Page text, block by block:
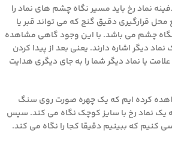
نماد رخ باید مسیر نگاه چشم های نماد را
محل قرارگیری دقیق گنج که می تواند قبر یا
چشم می باشد. با این وجود گاهی مشاهده
دیگر اشاره دارند. یعنی بعد از پیدا کردن
یا نماد دیگر شما را به جای دیگری هدایت
کرده ایم که یک چهره صورت روی سنگ
یک نماد رخ با سایز کوچک نگاه می کند. سپس
کنیم که ببینیم دقیقا کجا را نگاه می کند.